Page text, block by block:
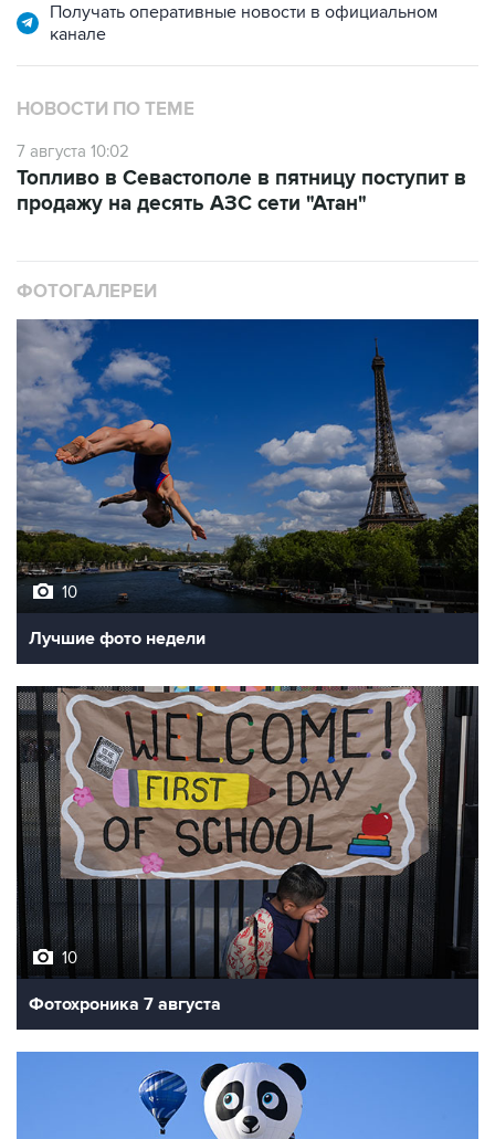
Получать оперативные новости в официальном
канале
НОВОСТИ ПО ТЕМЕ
7 августа 10:02
Топливо в Севастополе в пятницу поступит в
продажу на десять АЗС сети "Атан"
ФОТОГАЛЕРЕИ
10
Лучшие фото недели
10
Фотохроника 7 августа